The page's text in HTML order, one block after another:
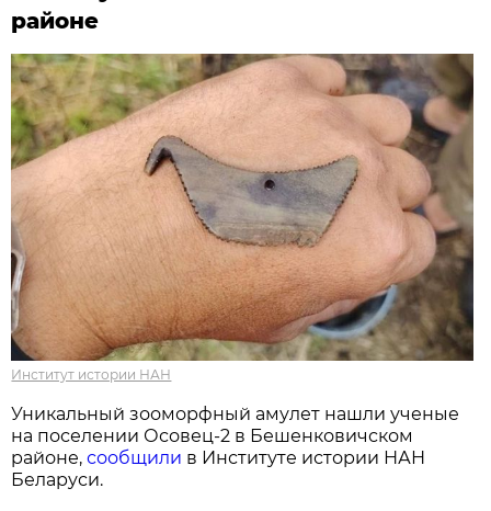
районе
Институт истории НАН
Уникальный зооморфный амулет нашли ученые
на поселении Осовец-2 в Бешенковичском
районе,сообщили в Институте истории НАН
Беларуси.